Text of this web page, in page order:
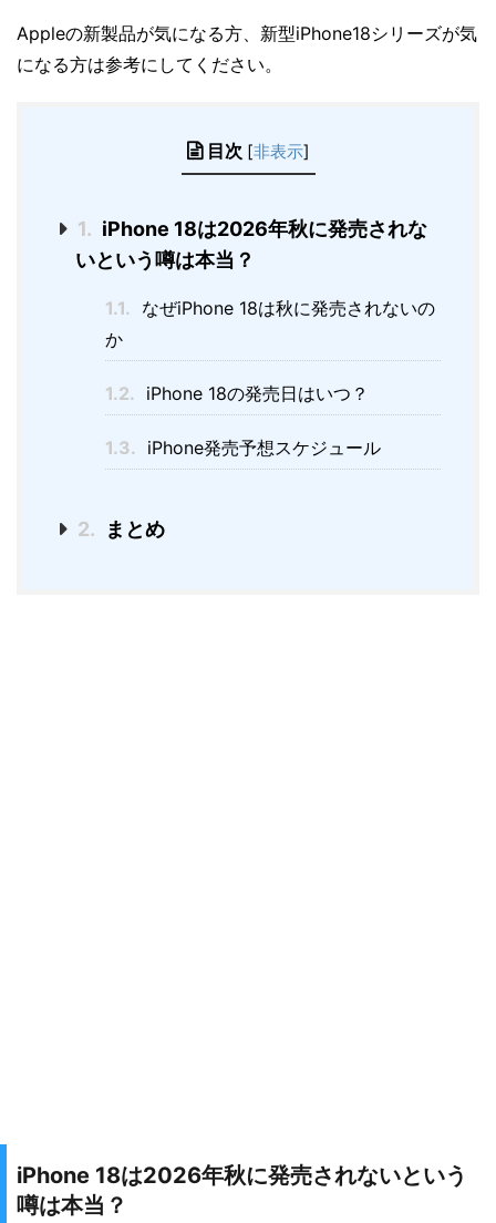
Appleの新製品が気になる方、新型iPhone18シリーズが気
になる方は参考にしてください。
目次 [非表示]
1. iPhone 18は2026年秋に発売されな
いという噂は本当？
1.1. なぜiPhone 18は秋に発売されないの
か
1.2. iPhone 18の発売日はいつ？
1.3. iPhone発売予想スケジュール
2. まとめ
iPhone 18は2026年秋に発売されないという
噂は本当？